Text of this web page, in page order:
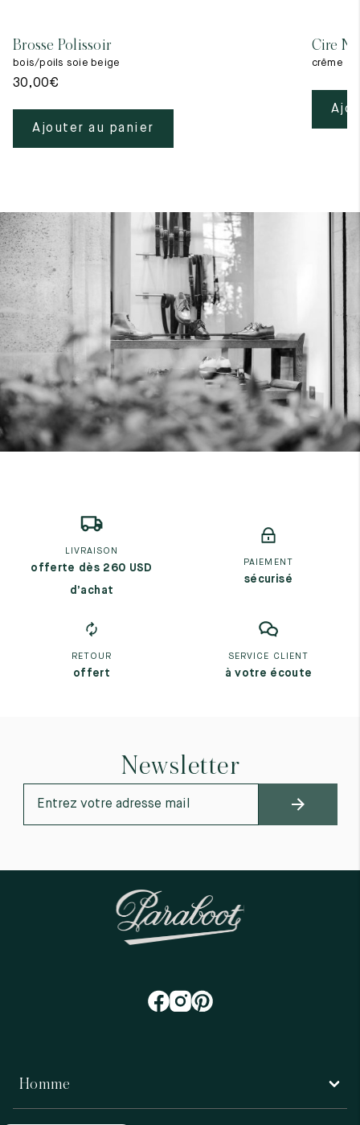
Brosse Polissoir
bois/poils soie beige
30,00€
Ajouter au panier
Cire
crême
LIVRAISON
offerte dès 260 USD
d’achat
PAIEMENT
sécurisé
RETOUR
offert
SERVICE CLIENT
à votre écoute
Newsletter
Homme